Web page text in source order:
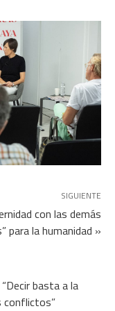
SIGUIENTE
con las demás
para la humanidad »
basta a la
conflictos”